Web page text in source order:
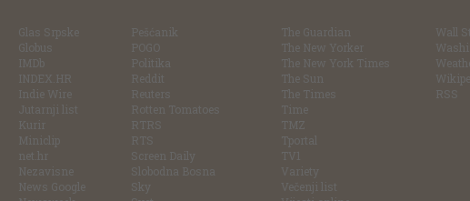
Glas Srpske
Globus
IMDb
INDEX.HR
Indie Wire
Jutarnji list
Kurir
Miniclip
net.hr
Nezavisne
News Google
Pešćanik
POGO
Politika
Reddit
Reuters
Rotten Tomatoes
RTRS
RTS
Screen Daily
Slobodna Bosna
Sky
The Guardian
The New Yorker
The New York Times
The Sun
The Times
Time
TMZ
Tportal
TV1
Variety
Večenji list
Wall
RSS